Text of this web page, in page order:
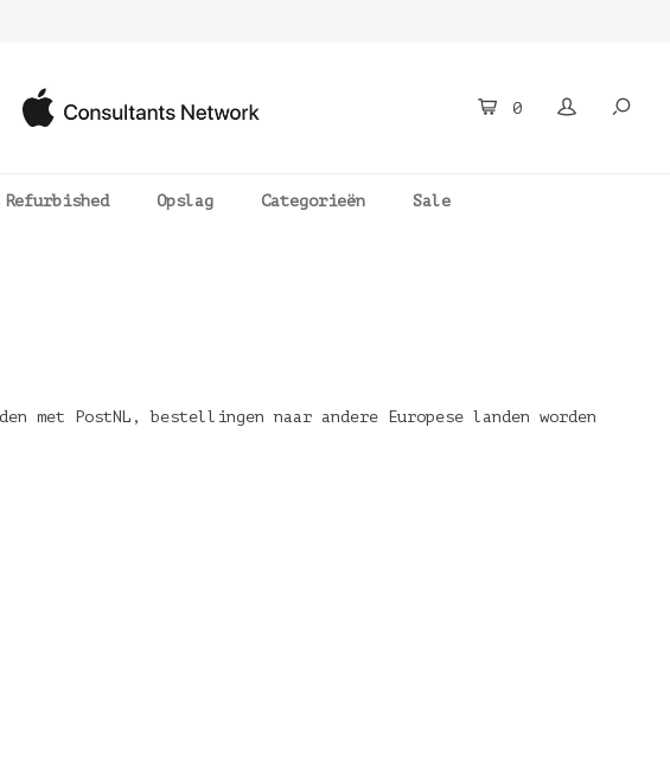
0
Refurbished Opslag Categorieën Sale
met PostNL, bestellingen naar andere Europese landen worden